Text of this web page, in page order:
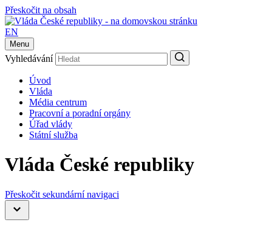
Přeskočit na obsah
EN
Menu
Vyhledávání
Úvod
Vláda
Média centrum
Pracovní a poradní orgány
Úřad vlády
Státní služba
Vláda České republiky
Přeskočit sekundární navigaci